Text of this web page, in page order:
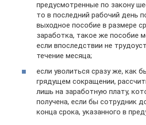
предусмотренные по закону
то в последний рабочий день
выходное пособие в размере
заработка, такое же пособие
если впоследствии не
течение месяца;
если уволиться сразу же, как
грядущем сокращении,
лишь на заработную плату,
получена, если бы сотрудник
конца срока, указанного в